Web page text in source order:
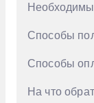
Jac
Способы
Способы
На что